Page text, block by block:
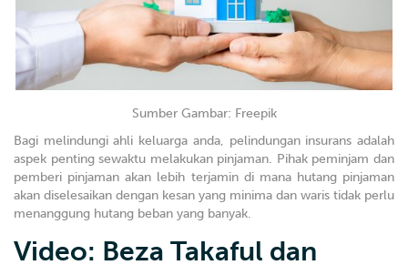
Sumber Gambar: Freepik
Bagi melindungi ahli keluarga anda, pelindungan insurans adalah
aspek penting sewaktu melakukan pinjaman. Pihak peminjam dan
pemberi pinjaman akan lebih terjamin di mana hutang pinjaman
akan diselesaikan dengan kesan yang minima dan waris tidak perlu
menanggung hutang beban yang banyak.
Video: Beza Takaful dan